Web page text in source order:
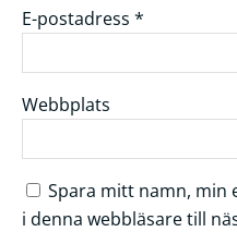
E-postadress *
Webbplats
Spara mitt namn, min
i denna webbläsare till